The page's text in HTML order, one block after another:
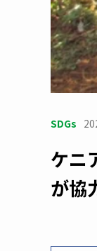
SDGs
ケニ
が協